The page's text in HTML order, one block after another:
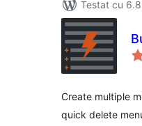
Testat cu
Create multiple
quick delete